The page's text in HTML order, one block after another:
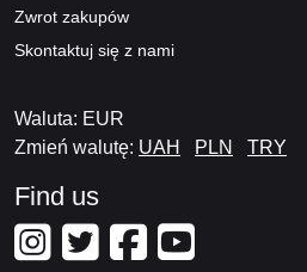
Zwrot zakupów
Skontaktuj się z nami
Waluta: EUR
Zmień walutę: UAH PLN TRY
Find us